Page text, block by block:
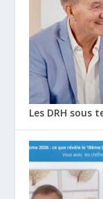
Les DRH sous